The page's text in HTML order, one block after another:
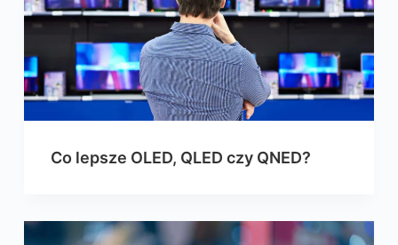
Co lepsze OLED, QLED czy QNED?